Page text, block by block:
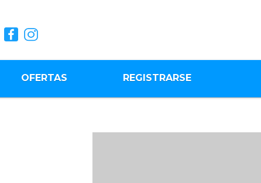
OFERTAS REGISTRARSE